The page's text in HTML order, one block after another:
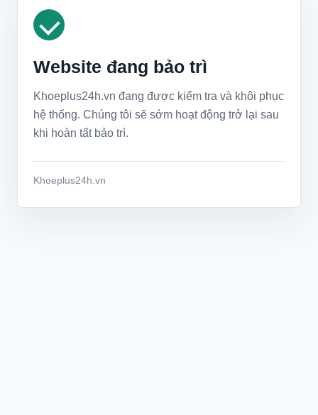
Website đang bảo trì
Khoeplus24h.vn đang được kiểm tra và khôi phục
hệ thống. Chúng tôi sẽ sớm hoạt động trở lại sau
khi hoàn tất bảo trì.
Khoeplus24h.vn